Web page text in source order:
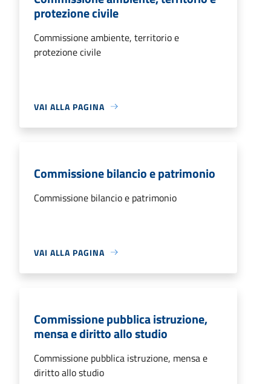
protezione civile
Commissione ambiente, territorio e
protezione civile
VAI ALLA PAGINA
Commissione bilancio e patrimonio
Commissione bilancio e patrimonio
VAI ALLA PAGINA
Commissione pubblica istruzione,
mensa e diritto allo studio
Commissione pubblica istruzione, mensa e
diritto allo studio